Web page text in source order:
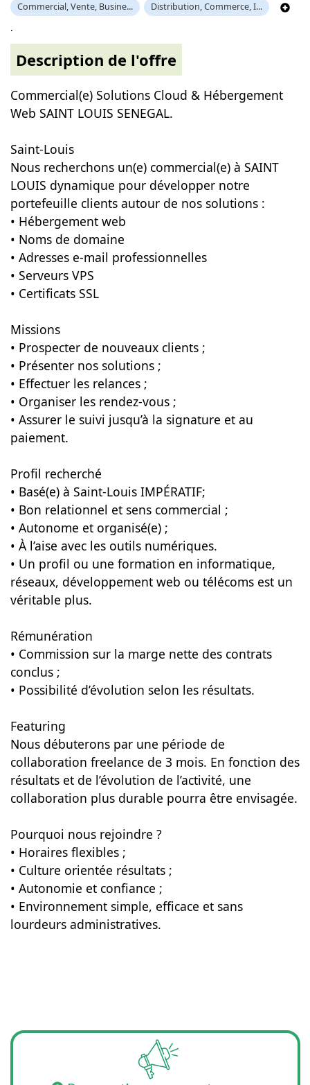
Commercial, Vente, Busine... Distribution, Commerce, I...
.
Description de l'offre
Commercial(e) Solutions Cloud & Hébergement
Web SAINT LOUIS SENEGAL.
Saint-Louis
Nous recherchons un(e) commercial(e) à SAINT
LOUIS dynamique pour développer notre
portefeuille clients autour de nos solutions :
• Hébergement web
• Noms de domaine
• Adresses e-mail professionnelles
• Serveurs VPS
• Certificats SSL
Missions
• Prospecter de nouveaux clients ;
• Présenter nos solutions ;
• Effectuer les relances ;
• Organiser les rendez-vous ;
• Assurer le suivi jusqu’à la signature et au
paiement.
Profil recherché
• Basé(e) à Saint-Louis IMPÉRATIF;
• Bon relationnel et sens commercial ;
• Autonome et organisé(e) ;
• À l’aise avec les outils numériques.
• Un profil ou une formation en informatique,
réseaux, développement web ou télécoms est un
véritable plus.
Rémunération
• Commission sur la marge nette des contrats
conclus ;
• Possibilité d’évolution selon les résultats.
Featuring
Nous débuterons par une période de
collaboration freelance de 3 mois. En fonction des
résultats et de l’évolution de l’activité, une
collaboration plus durable pourra être envisagée.
Pourquoi nous rejoindre ?
• Horaires flexibles ;
• Culture orientée résultats ;
• Autonomie et confiance ;
• Environnement simple, efficace et sans
lourdeurs administratives.